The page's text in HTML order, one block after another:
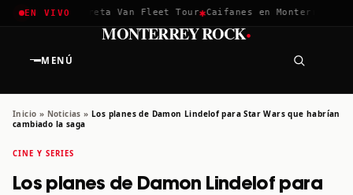
EN VIVO
2026✱Greta Van Fleet Tour✱Caifanes en Monterrey · 12
MENÚ
MONTERREY ROCK·
Inicio » Noticias » Los planes de Damon Lindelof para Star Wars que habrían
cambiado la saga
CINE Y SERIES
Los planes de Damon Lindelof para